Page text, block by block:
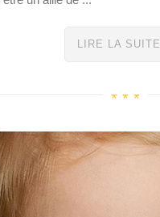
LIRE LA SUITE